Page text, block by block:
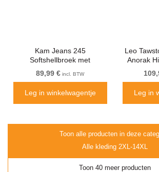
Kam Jeans 245
Softshellbroek met
elastische taille khaki
89,99 € incl. BTW
Leg in winkelwagentje
Leo
Anorak
Leg in
Toon alle producten in deze
Alle kleding 2XL-14XL
Toon 40 meer producten